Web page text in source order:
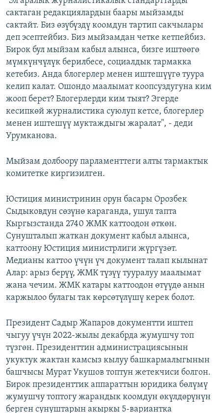
сактаган редакциялардын баары мыйзамды
сактайт. Биз өзүбүздү коомдун тартип сакчылары
деп эсептейбиз. Биз мыйзамдан четке кетпейбиз.
Бирок бул мыйзам кабыл алынса, бизге иштөөгө
мүмкүнчүлүк берилбесе, социалдык тармакка
кетебиз. Анда блогерлер менен иштешүүгө туура
келип калат. Ошондо маалымат коопсуздугуна ким
жооп берет? Блогерлерди ким тыят? Эгерде
кесипкөй журналистика суюлуп кетсе, блогерлер
менен иштешүү муктаждыгы жаралат", - деди
Урумканова.
Мыйзам долбоору парламенттеги алты тармактык
комитетке киргизилген.
Юстиция министринин орун басары Орозбек
Сыдыковдун сөзүнө караганда, ушул тапта
Кыргызстанда 2740 ЖМК каттоодон өткөн.
Сунушталып жаткан документ кабыл алынса,
каттоону Юстиция министрлиги жүргүзөт.
Медианы каттоо үчүн үч документ талап кылынат
Алар: арыз берүү, ЖМК түзүү тууралуу маалымат
жана чечим. ЖМК катары каттоодон өтүүдө анын
каржылоо булагы так көрсөтүлүшү керек болот.
Президент Садыр Жапаров документти иштеп
чыгуу үчүн 2022-жылы декабрда жумушчу топ
түзгөн. Президенттин администрациясынын
укуктук жактан камсыз кылуу башкармалыгынын
башчысы Мурат Укушов топтун жетекчиси болгон.
Бирок президенттик аппараттын юридика бөлүмү
жумушчу топтогу жарандык коомдун өкүлдөрүнүн
берген сунуштарын акыркы 5-вариантка